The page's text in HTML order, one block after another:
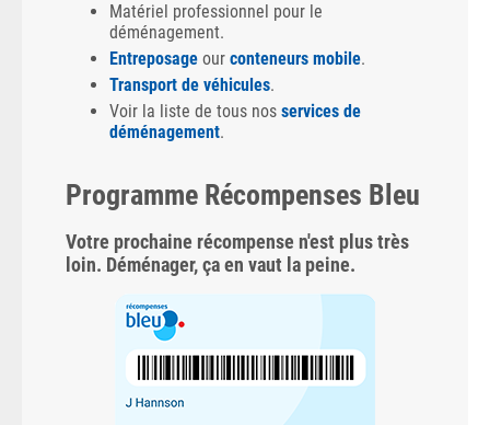
Matériel professionnel pour le
déménagement.
Entreposage our conteneurs mobile.
Transport de véhicules.
Voir la liste de tous nos services de
déménagement.
Programme Récompenses Bleu
Votre prochaine récompense n'est plus très
loin. Déménager, ça en vaut la peine.